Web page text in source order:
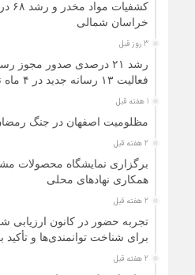
خراسان شمالی
3 روز قبل
رشد ۲۱ درصدی صدور مجوز
فعالیت ۱۳ رسانه جدید در ۴ ماه نخست سال
1 هفته قبل
مظلومیت اصفهان در جنگ
2 هفته قبل
برگزاری نمایشگاه محصولات
همکاری نهادهای محلی
2 هفته قبل
تجربه حضور در کانون ارزیابی
برای شناخت توانمندی‌ها و تأکید
2 هفته قبل